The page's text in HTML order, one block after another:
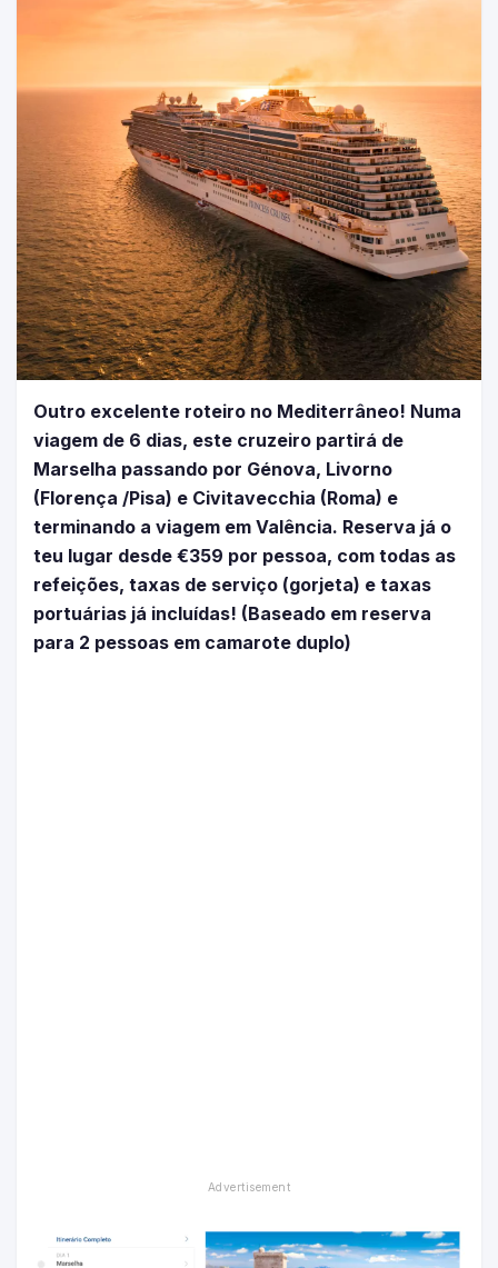
Outro excelente roteiro no Mediterrâneo! Numa
viagem de 6 dias, este cruzeiro partirá de
Marselha passando por Génova, Livorno
(Florença /Pisa) e Civitavecchia (Roma) e
terminando a viagem em Valência. Reserva já o
teu lugar desde €359 por pessoa, com todas as
refeições, taxas de serviço (gorjeta) e taxas
portuárias já incluídas! (Baseado em reserva
para 2 pessoas em camarote duplo)